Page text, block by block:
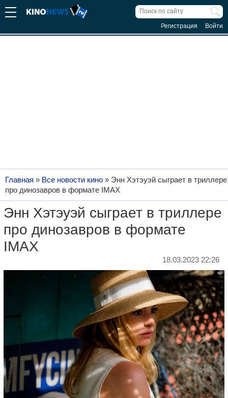
Регистрация Войти
Главная » Все новости кино » Энн Хэтэуэй сыграет в триллере
про динозавров в формате IMAX
Энн Хэтэуэй сыграет в триллере
про динозавров в формате
IMAX
18.03.2023 22:26